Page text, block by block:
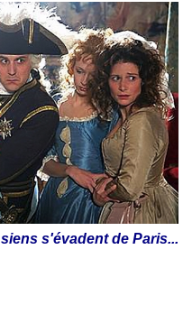
s'évadent de Paris...